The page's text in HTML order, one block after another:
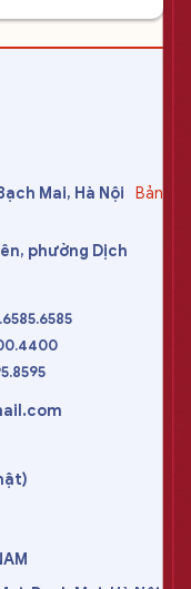
Mai, Hà Nội
Bản
phường Dịch